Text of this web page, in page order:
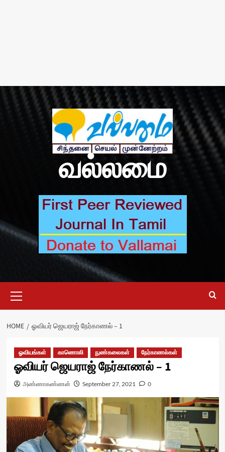
வல்லமை
Menu
HOME ஓவியர் ஜெயராஜ் நேர்காணல் – 1
ஓவியங்கள் காணொலி நுண்கலைகள் நேர்காணல்கள்
ஓவியர் ஜெயராஜ் நேர்காணல் – 1
அண்ணாகண்ணன் September 27, 2021 0